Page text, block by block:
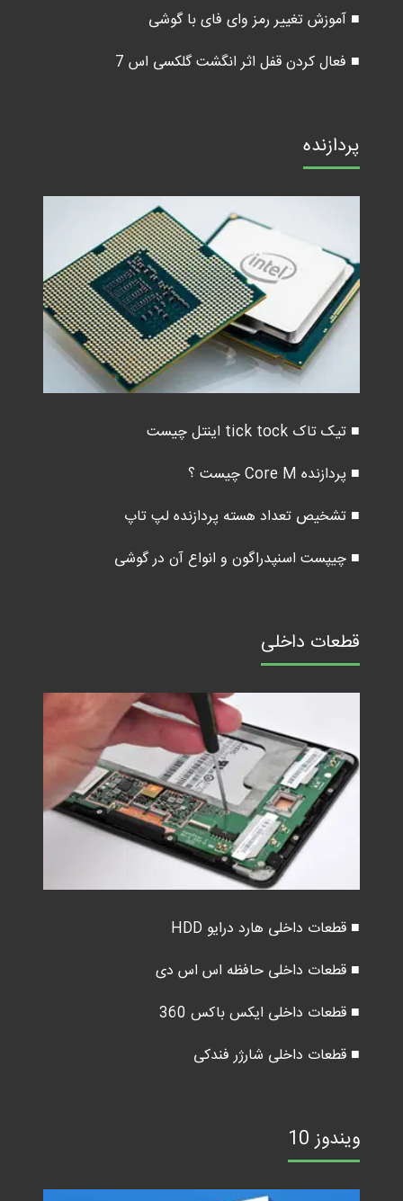
■ آموزش تغییر رمز وای فای با گوشی
■ فعال کردن قفل اثر انگشت گلکسی اس 7
پردازنده
■ تیک تاک tick tock اینتل چیست
■ پردازنده Core M چیست ؟
■ تشخیص تعداد هسته پردازنده لپ تاپ
■ چیپست اسنپدراگون و انواع آن در گوشی
قطعات داخلی
■ قطعات داخلی هارد درایو HDD
■ قطعات داخلی حافظه اس اس دی
■ قطعات داخلی ایکس باکس 360
■ قطعات داخلی شارژر فندکی
ویندوز 10